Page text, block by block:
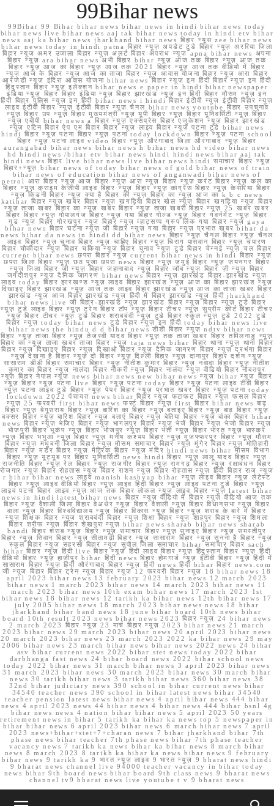
99Bihar news
99Bihar 99 Bihar bihar news bihar news in hindi bihar news today
bihar news live bihar news aaj tak bihar news today in hindi etv bihar
news aaj ka bihar news jharkhand bihar news बिहार न्यूस zee bihar news
bihar news today in hindi patna बिहार न्यूज़ अपडेट टुडे बिहार न्यूज़ अररिया जिला
बिहार न्यूज़ अमर उजाला बिहार न्यूज़ अलर्ट बिहार अपराध न्यूज़ apna bihar news अपना
बिहार न्यूज़ ara bihar news अभी बिहार bihar न्यूज़ आज तक बिहार न्यूज़ आज तक
बिहार न्यूज़ आज का बिहार न्यूज़ आज तक 2021 बिहार न्यूज़ आज तक वीडियो में बिहार
न्यूज़ आज के बिहार न्यूज़ आज का ताजा बिहार न्यूज़ आवास योजना बिहार न्यूज़ आरा बिहार
आरजेडी न्यूज़ इंदिरा आवास योजना bihar news बिहार न्यूज़ इन हिंदी बिहार न्यूज़ इन हिंदी
हिंदुस्तान बिहार न्यूज़ इलेक्शन bihar news e paper in hindi bihar newspaper
इंडिया न्यूज़ बिहार बिहार इंडिया न्यूज़ बिहार झारखंड न्यूज़ इन हिंदी बिहार मौसम न्यूज़ इन
हिंदी बिहार पुलिस न्यूज़ इन हिंदी bihar news i hindi बिहार ईटीवी न्यूज़ ईटीवी बिहार न्यूज़
लाइव ईटीवी बिहार न्यूज़ ईटीवी बिहार न्यूज़ चैनल bihar news youtube बिहार उपचुनाव
न्यूज़ बिहार उप न्यूज़ बिहार मुख्यमंत्री न्यूज़ यूपी बिहार न्यूज़ बिहार यूनिवर्सिटी न्यूज़ बिहार
न्यूज़ एबीपी bihar news a बिहार न्यूज़ एक्सप्रेस बिहार एजुकेशन न्यूज़ बिहार झारखंड
न्यूज़ एटिन बिहार ऐप एम बिहार बिहार न्यूज़ लाइव बिहार न्यूज़ पटना टुडे bihar news
hindi बिहार न्यूज़ पटना बिहार न्यूज़ पटना today lockdown बिहार न्यूज़ पटना school
बिहार न्यूज़ पटना लाइव video बिहार न्यूज़ औरंगाबाद जिला औरंगाबाद न्यूज़ बिहार
aurangabad bihar news bihar news h bihar news hd video bihar news
hd hindi news /bihar etv bihar news hindi hindi news bihar aaj tak
hindi news बिहार live bihar news live bihar news hindi समाचार बिहार न्यूज़
बिहार+न्यूज़ bihar news of today bihar news of gold bihar news of train
bihar news of education bihar news of anganwadi bihar news of
petrol आरा बिहार न्यूज़ आज बिहार न्यूज़ आरा न्यूज़ बिहार न्यूज़ करंट बिहार न्यूज़ कल का
बिहार न्यूज़ क्राइम केजीपी लाइव बिहार न्यूज़ बिहार न्यूज़ कांग्रेस बिहार न्यूज़ केसरिया बिहार
न्यूज़ किडनी बिहार न्यूज़ क्या है बिहार की न्यूज़ बिहार का न्यूज़ आज का k b c news
katihar बिहार न्यूज़ खबर बिहार न्यूज़ खगड़िया बिहार खेल न्यूज़ बिहार खगड़िया न्यूज़ बिहार
न्यूज़ ताजा खबर बिहार का न्यूज़ खबर बिहार न्यूज़ ताजा खबरी बिहार न्यूज़ 25 खबर खबर
बिहार बिहार न्यूज़ गोपालगंज बिहार न्यूज़ गया बिहार गोल्ड न्यूज़ बिहार गवर्नमेंट न्यूज़ बिहार
गुड न्यूज़ बिहार गोरखपुर न्यूज़ बिहार न्यूज़ व्हाट्सप्प ग्रुप लिंक गया बिहार न्यूज़ gaya
bihar news बिहार घटना न्यूज़ जी बिहार न्यूज़ गया बिहार न्यूज़ प्रभात खबर bihar da
news bihar da news in hindi dd bihar news बिहार न्यूज़ चैनल बिहार न्यूज़ चैनल
लाइव बिहार न्यूज़ चुनाव बिहार न्यूज़ चाहिए बिहार न्यूज़ चिराग पासवान बिहार न्यूज़ चंपारण
बिहार चौकीदार न्यूज़ बिहार चकिया न्यूज़ बिहार चुनाव न्यूज़ टुडे बिहार चेन्नई न्यूज़ चल बिहार
current bihar news छपरा बिहार न्यूज़ current bihar news in hindi बिहार न्यूज़
छपरा जिला बिहार न्यूज़ छठ पूजा छपरा news बिहार न्यूज़ जमुई बिहार न्यूज़ जयनगर बिहार
न्यूज़ जिला बिहार जी न्यूज़ बिहार जहानाबाद न्यूज़ बिहार जॉब न्यूज़ बिहार ज़ी न्यूज़ बिहार
जगदीशपुर न्यूज़ दैनिक जागरण bihar news बिहार न्यूज़ झारखंड बिहार-झारखंड न्यूज़
लाइव today बिहार झारखण्ड न्यूज़ लाइव बिहार झारखंड न्यूज़ आज का बिहार झारखंड न्यूज़
दिखाइए बिहार झारखंड न्यूज़ आज तक लाइव बिहार झारखंड न्यूज़ आज का ताजा खबर बिहार
झारखंड न्यूज़ आज बिहार झारखंड न्यूज़ हिंदी में बिहार झारखंड न्यूज़ हिंदी jharkhand
bihar news live जी बिहार-झारखंड न्यूज़ झारखंड बिहार न्यूज़ बिहार न्यूज़ टुडे बिहार
न्यूज़ टुडे लाइव बिहार न्यूज़ ट्रेन बिहार टॉप न्यूज़ बिहार टीचर न्यूज़ सुप्रीम कोर्ट बिहार टीचर
न्यूज़ बिहार टीचर न्यूज़ टुडे बिहार शराबबंदी न्यूज़ टुडे बिहार स्कूल न्यूज़ टुडे 2022 टुडे
बिहार न्यूज़ today bihar news टुडे बिहार न्यूज़ इन हिंदी today bihar news live
bihar news the hindu d d bihar news डीडी बिहार न्यूज़ ndtv bihar news
बिहार न्यूज़ ताजा बिहार न्यूज़ तेजस्वी यादव बिहार न्यूज़ तक ताजा खबर बिहार तमिलनाडु न्यूज़
बिहार का न्यूज़ ताजा खबर ताजा बिहार न्यूज़ taja news bihar बिहार थाना न्यूज़ थाना बिहार
बिहार न्यूज़ दिखाइए बिहार न्यूज़ दिखाओ बिहार न्यूज़ दैनिक जागरण बिहार न्यूज़ दरभंगा बिहार
न्यूज़ देखना है बिहार न्यूज़ दो बिहार न्यूज़ दिल्ली बिहार न्यूज़ दानापुर बिहार दर्शन न्यूज़
सासाराम डीडी बिहार समाचार बिहार न्यूज़ नीतीश कुमार बिहार न्यूज़ नवादा बिहार न्यूज़ नीतीश
कुमार का बिहार न्यूज़ नालंदा बिहार नौकरी न्यूज़ बिहार नालंदा न्यूज़ वीडियो बिहार नौबतपुर
न्यूज़ बिहार नेपाल न्यूज़ news bihar news new bihar news न्यूज़ bihar न्यूज़ बिहार
न्यूज़ बिहार न्यूज़ पटना live बिहार न्यूज़ पटना today बिहार न्यूज़ पटना लाइव टीवी बिहार
न्यूज़ पटना लाइव टुडे बिहार न्यूज़ पेपर बिहार न्यूज़ प्रभात खबर बिहार न्यूज़ पटना today
lockdown 2022 पंचायत news bihar बिहार न्यूज़ फटाफट बिहार न्यूज़ फसल बिहार
न्यूज़ 25 फरवरी first bihar news फर्स्ट बिहार न्यूज़ first बिहार bihar news बाढ़
बिहार न्यूज़ बेगूसराय बिहार न्यूज़ बारिश का बिहार न्यूज़ बताइए बिहार न्यूज़ बाढ़ बिहार न्यूज़
बक्सर बिहार न्यूज़ बारिश बिहार न्यूज़ बताएं बिहार न्यूज़ बेतिया बिहार न्यूज़ बांका बिहार bihar
news बिहार न्यूज़ भेजिए बिहार न्यूज़ भागलपुर बिहार न्यूज़ भेजें बिहार न्यूज़ भेजो बिहार न्यूज़
भोजपुरी बिहार भूकंप न्यूज़ बिहार भोजपुर न्यूज़ बिहार भर्ती न्यूज़ बिहार भारत न्यूज़ भास्कर
न्यूज़ बिहार भभुआ न्यूज़ बिहार न्यूज़ मनीष कश्यप बिहार न्यूज़ मुजफ्फरपुर बिहार न्यूज़ मौसम
बिहार न्यूज़ मधुबनी जिला बिहार न्यूज़ मौसम समाचार बिहार न्यूज़ मुंगेर बिहार न्यूज़ मोतिहारी
बिहार न्यूज़ मर्डर बिहार न्यूज़ मैट्रिक बिहार न्यूज़ मंदिर hindi news bihar मौसम विभाग
बिहार न्यूज़ यूट्यूब पर बिहार यूनिवर्सिटी news hindi बिहार न्यूज़ लालू यादव बिहार न्यूज़
राजनीति बिहार न्यूज़ रेल बिहार न्यूज़ राजगीर बिहार न्यूज़ रामगढ़ बिहार न्यूज़ रक्षाबंधन बिहार
रोजगार न्यूज़ बिहार रोहतास न्यूज़ बिहार राशन न्यूज़ बिहार रोहतास न्यूज़ हिंदी बिहार राज न्यूज़
r bihar bihar news लाइव manish kashyap bihar न्यूज़ लाइव बिहार न्यूज़ लेटेस्ट
बिहार न्यूज़ लाइव वीडियो बिहार न्यूज़ लाइव हिंदी बिहार न्यूज़ लाइव पटना टुडे बिहार न्यूज़
लाइव पटना बिहार लाइव न्यूज़ आज तक बिहार लोकल न्यूज़ लाइव बिहार न्यूज़ latest bihar
news in hindi latest bihar news बिहार न्यूज़ वीडियो में बिहार न्यूज़ वीडियो आज तक
बिहार न्यूज़ वैशाली जिला बिहार वेअथेर न्यूज़ बिहार वैशाली न्यूज़ बिहार विधानसभा न्यूज़ बिहार
वाला न्यूज़ बिहार विश्वविद्यालय न्यूज़ बिहार विकास न्यूज़ बिहार न्यूज़ शराब के बारे में बिहार
न्यूज़ शिक्षक बिहार न्यूज़ शराबबंदी बिहार न्यूज़ शिक्षा बिहार न्यूज़ शाहपुर बिहार न्यूज़ शिमला
बिहार शरीफ न्यूज़ बिहार शेखपुरा न्यूज़ bihar news sharab bihar news sharab
bandi बिहार शराब न्यूज़ बिहार न्यूज़ समाचार बिहार न्यूज़ सुनाइए बिहार न्यूज़ समस्तीपुर
बिहार न्यूज़ सिवान बिहार न्यूज़ सीतामढ़ी बिहार न्यूज़ सासाराम बिहार न्यूज़ सुनना है बिहार न्यूज़
स्कूल बिहार न्यूज़ सहरसा बिहार न्यूज़ सुपौल जिला समाचार bihar समाचार बिहार sach
bihar बिहार न्यूज़ हिंदी live बिहार न्यूज़ हिंदी लाइव बिहार न्यूज़ हिंदुस्तान बिहार न्यूज़ हिंदी
वीडियो बिहार न्यूज़ हाजीपुर bihar हिंदी news बिहार होमगार्ड न्यूज़ ईटीवी बिहार न्यूज़ हिंदी में
सासाराम बिहार न्यूज़ हिंदी औरंगाबाद बिहार न्यूज़ हिंदी news हिंदी bihar बिहार news.com
जी न्यूज बिहार बिहार ट्रेन न्यूज़ बिहार न्यूज़ 12 फरवरी बिहार न्यूज़ 18 bihar news 18
april 2023 bihar news 13 february 2023 bihar news 12 march 2023
bihar news 1 march 2023 bihar news 14 march 2023 bihar news 11
march 2023 bihar news 10th exam bihar news 17 march 2023 1st
bihar news 18 bihar news 12 tarikh ka bihar news 12th bihar news 17
july 2005 bihar news 18 march 2023 bihar news news 18 bihar
jharkhand bihar band news 18 june bihar board 10th news bihar
board 10th result 2023 news bihar news 2023 बिहार न्यूज़ 24 bihar news
2 march 2023 बिहार न्यूज़ 23 मार्च बिहार न्यूज़ 2023 bihar news 21 march
2023 bihar news 29 march 2023 bihar news 20 april 2023 bihar news
20 march 2023 bihar news 23 march 2023 2022 ka bihar news 29 may
2006 bihar news 23 march bihar news bihar news 2022 news 24 bihar
asv bihar current news 2022 bihar stet news today 2022 bihar
darbhanga fast news 24 bihar board news 2022 bihar school news
today 2022 bihar news 31 march bihar news 3 april 2023 bihar news
31 march 2023 bihar news 30 march 2023 bihar news 30 march bihar
news 30 tarikh bihar news 3 tarikh bihar news 360 bihar news 38
32nd bihar judiciary news 390 school in bihar current news bihar
34540 teacher news 390 school in bihar latest news bihar 34540
teacher pension latest news bihar news 4 april bihar news 444 bihar
news 4 april 2023 news 44 bihar news 4 bihar news 444 bihar bsnl 4g
bihar news news 4 nation bihar bihar news 5 april 2023 50 years
retirement news in bihar 5 tarikh ka bihar ka news top 5 newspaper in
bihar bihar news 6 april 2023 bihar news 6 march bihar news 7 april
2023 news+bihar+stet+7+charan news 7 bihar jharkhand bihar 7th
phase news bihar teacher 7th phase news bihar 7th phase teacher
vacancy news 7 tarikh ka news bihar ka bihar news 8 march bihar
news 8 march 2023 8 tarikh ka bihar ka news bihar news 9 february
bihar news 9 tarikh ka 9 भारत न्यूज़ लाइव 9 भारत न्यूज़ 9 bharat news hindi
9 bharat news channel live 94000 teacher vacancy in bihar today
news bihar 9th board news bihar board 9th class news 9 bharat news
channel tv9 bharat news live youtube t v 9 bharat news